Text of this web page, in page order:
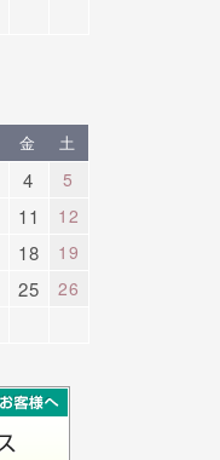
金 土
4
5
11
12
18
19
25
26